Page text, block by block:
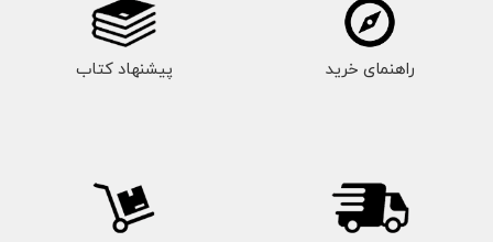
راهنمای خرید پیشنهاد کتاب